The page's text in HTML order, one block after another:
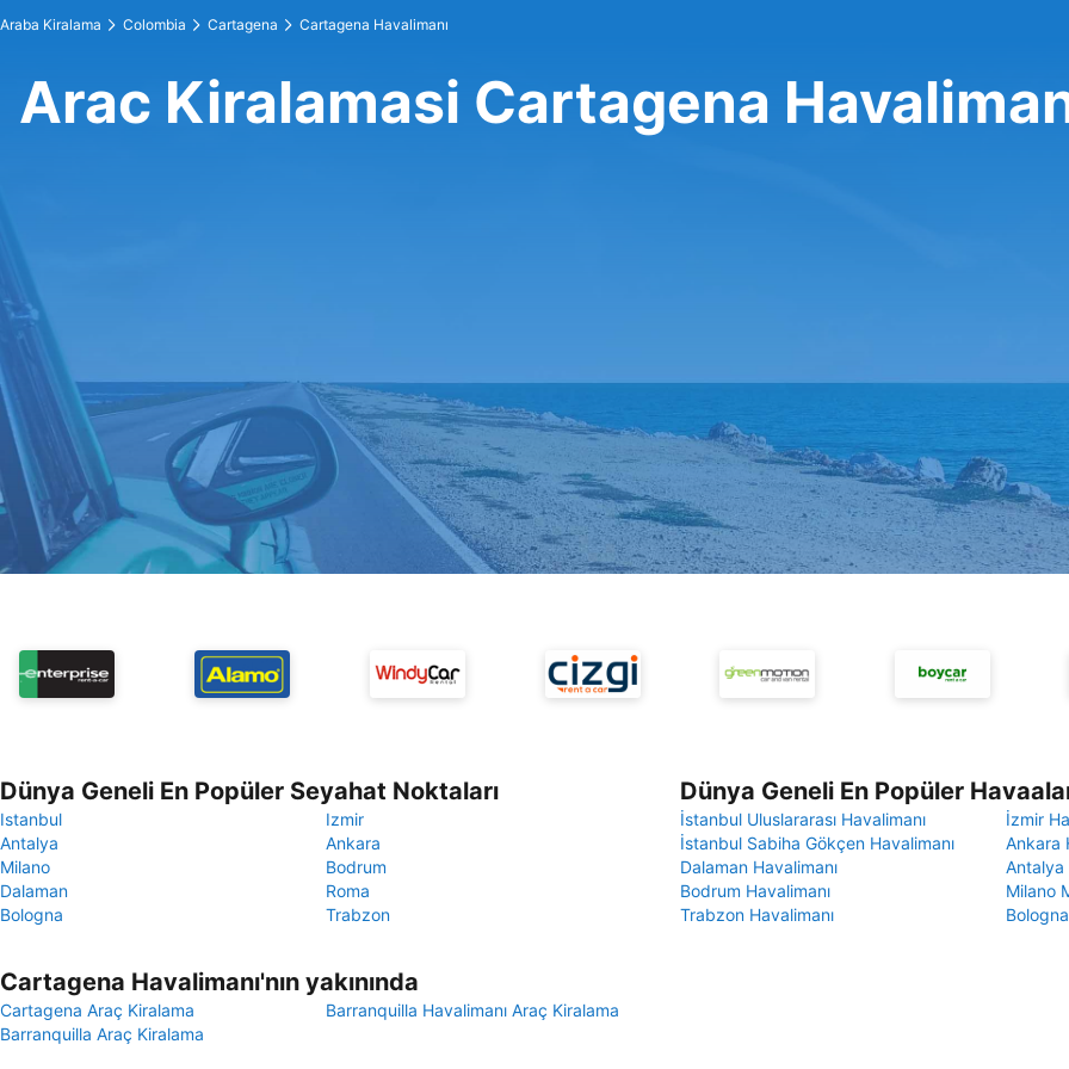
Araba Kiralama Colombia Cartagena Cartagena Havalimanı
Arac Kiralamasi Cartagena
Dünya Geneli En Popüler Seyahat Noktaları
Istanbul
Izmir
Antalya
Ankara
Milano
Bodrum
Dalaman
Roma
Bologna
Trabzon
Dünya Geneli En Popüler
İstanbul Uluslararası Havalimanı
İzmir
İstanbul Sabiha Gökçen Havalimanı
Ankara
Dalaman Havalimanı
Antalya
Bodrum Havalimanı
Milano
Trabzon Havalimanı
Cartagena Havalimanı'nın yakınında
Cartagena Araç Kiralama
Barranquilla Havalimanı Araç Kiralama
Barranquilla Araç Kiralama